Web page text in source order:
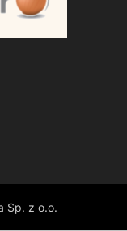
Sp. z o.o.